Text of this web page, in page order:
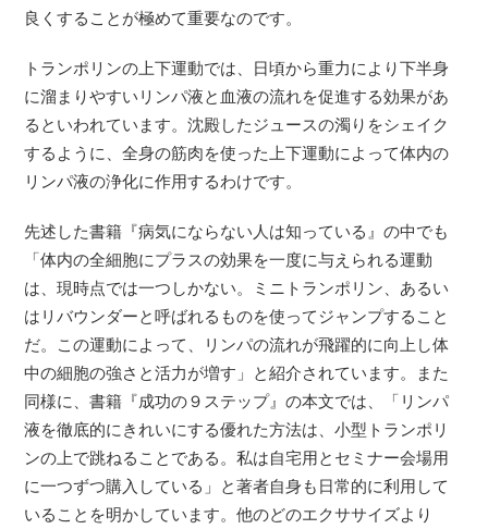
良くすることが極めて重要なのです。
トランポリンの上下運動では、日頃から重力により下半身
に溜まりやすいリンパ液と血液の流れを促進する効果があ
るといわれています。沈殿したジュースの濁りをシェイク
するように、全身の筋肉を使った上下運動によって体内の
リンパ液の浄化に作用するわけです。
先述した書籍『病気にならない人は知っている』の中でも
「体内の全細胞にプラスの効果を一度に与えられる運動
は、現時点では一つしかない。ミニトランポリン、あるい
はリバウンダーと呼ばれるものを使ってジャンプすること
だ。この運動によって、リンパの流れが飛躍的に向上し体
中の細胞の強さと活力が増す」と紹介されています。また
同様に、書籍『成功の９ステップ』の本文では、「リンパ
液を徹底的にきれいにする優れた方法は、小型トランポリ
ンの上で跳ねることである。私は自宅用とセミナー会場用
に一つずつ購入している」と著者自身も日常的に利用して
いることを明かしています。他のどのエクササイズより